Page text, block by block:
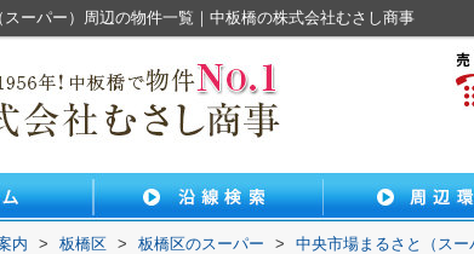
ーパー）周辺の物件一覧｜中板橋の株式会社むさし商事
内 > 板橋区 > 板橋区のスーパー > 中央市場まるさと（スー